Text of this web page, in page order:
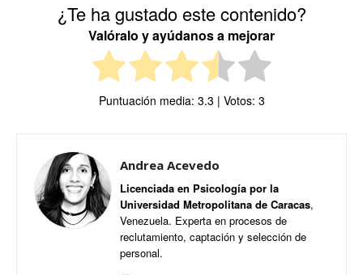
¿Te ha gustado este contenido?
Valóralo y ayúdanos a mejorar
Puntuación media: 3.3 | Votos: 3
Andrea Acevedo
Licenciada en Psicología por la
Universidad Metropolitana de Caracas,
Venezuela. Experta en procesos de
reclutamiento, captación y selección de
personal.